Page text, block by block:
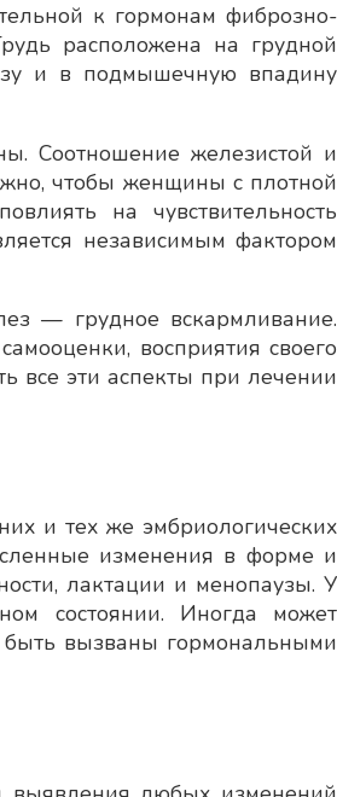
к гормонам фиброзно-
расположена на грудной
и в подмышечную впадину
Соотношение железистой и
чтобы женщины с плотной
на чувствительность
независимым фактором
— грудное вскармливание.
восприятия своего
все эти аспекты при лечении
и тех же эмбриологических
изменения в форме и
лактации и менопаузы. У
состоянии. Иногда может
быть вызваны гормональными
выразить благодарность врачу-
Петровскому Дмитрию
Настоящий профессионал,
внимательный к свои пациентам! В…